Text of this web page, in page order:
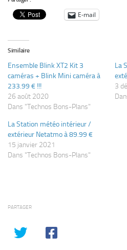
E-mail
Similaire
Ensemble Blink XT2 Kit 3
caméras + Blink Mini caméra à
233.99 € !!!
26 août 2020
Dans "Technos Bons-Plans"
La
3
La Station météo intérieur /
extérieur Netatmo à 89.99 €
15 janvier 2021
Dans "Technos Bons-Plans"
PARTAGER